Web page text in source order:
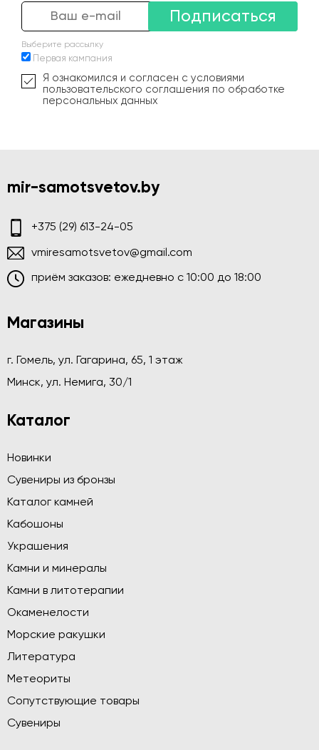
Подписаться
Выберите рассылку
Первая кампания
Я ознакомился и согласен с условиями
пользовательского соглашения по обработке
персональных данных
mir-samotsvetov.by
+375 (29) 613-24-05
vmiresamotsvetov@gmail.com
приём заказов: ежедневно c 10:00 до 18:00
Магазины
г. Гомель, ул. Гагарина, 65, 1 этаж
Минск, ул. Немига, 30/1
Каталог
Новинки
Сувениры из бронзы
Каталог камней
Кабошоны
Украшения
Камни и минералы
Камни в литотерапии
Окаменелости
Морские ракушки
Литература
Метеориты
Сопутствующие товары
Сувениры